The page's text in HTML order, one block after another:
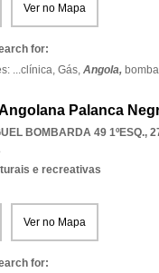
Ver no Mapa
for:
...clínica, Gás, Angola,
Palanca
BOMBARDA 49 1ºESQ.,
e recreativas
Ver no Mapa
for: